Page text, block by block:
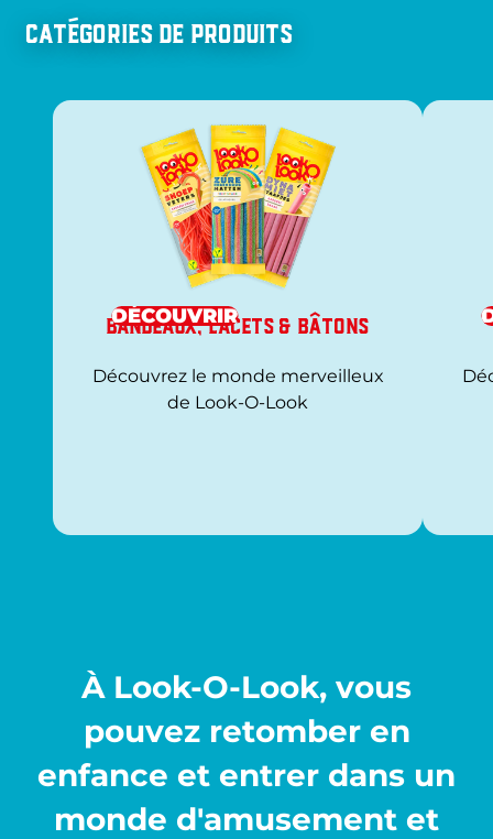
Catégories de produits
Bandeaux, Lacets & Bâtons
Découvrez le monde merveilleux
de Look-O-Look
DÉCOUVRIR
À Look-O-Look, vous
pouvez retomber en
enfance et entrer dans un
monde d'amusement et